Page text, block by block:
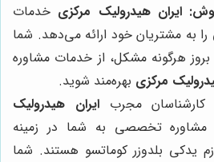
ایران هیدرولیک مرکزی خدمات
به مشتریان خود ارائه می‌دهد. شما
هرگونه مشکل، از خدمات مشاوره
مرکزی بهره‌مند شوید.
کارشناسان مجربایران هیدرولیک
مشاوره تخصصی به شما در زمینه
یدکی بلدوزر کوماتسو هستند. شما